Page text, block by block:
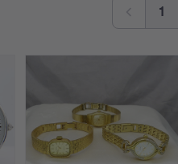
1